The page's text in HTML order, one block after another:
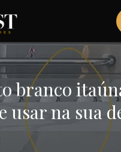
usar na sua